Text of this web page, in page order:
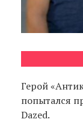
Герой
попытался
Dazed.